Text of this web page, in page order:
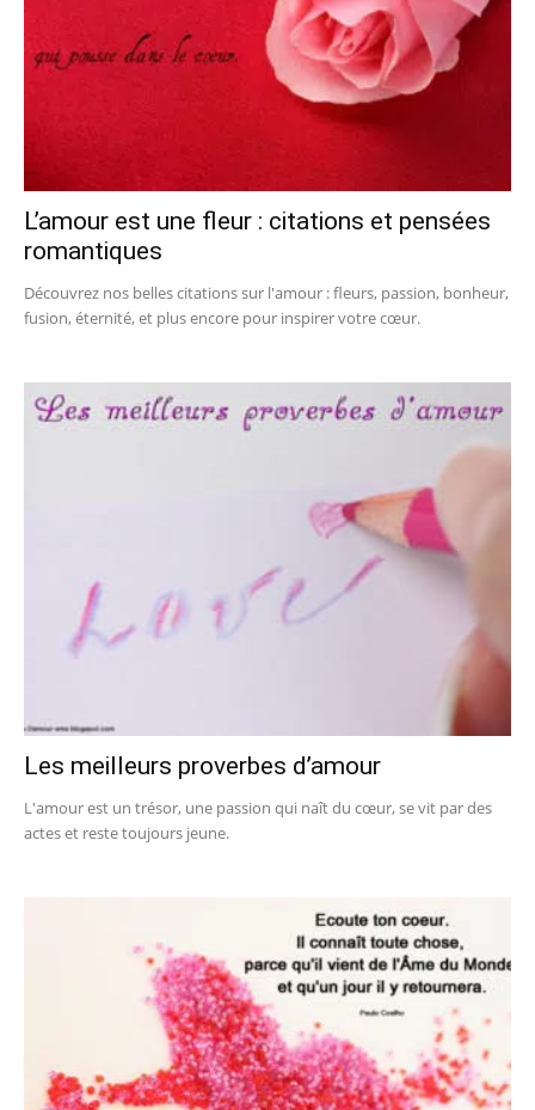
L’amour est une fleur : citations et pensées
romantiques
Découvrez nos belles citations sur l'amour : fleurs, passion, bonheur,
fusion, éternité, et plus encore pour inspirer votre cœur.
Les meilleurs proverbes d’amour
L'amour est un trésor, une passion qui naît du cœur, se vit par des
actes et reste toujours jeune.